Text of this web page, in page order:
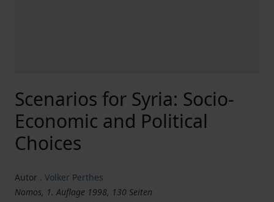
Scenarios for Syria: Socio-
Economic and Political
Choices
Autor . Volker Perthes
Nomos, 1. Auflage 1998, 130 Seiten